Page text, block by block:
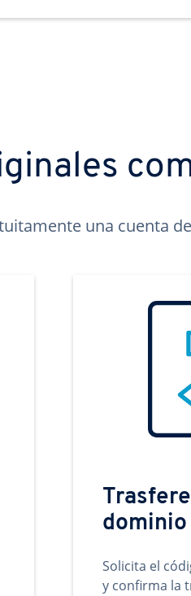
una cuenta
dominio
Solicita el
y confirma la